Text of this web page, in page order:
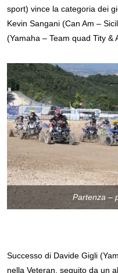
sport) vince la categoria dei
Kevin Sangani (Can Am –
(Yamaha – Team quad Tity &
Partenza –
Successo di Davide Gigli
nella Veteran, seguito da un